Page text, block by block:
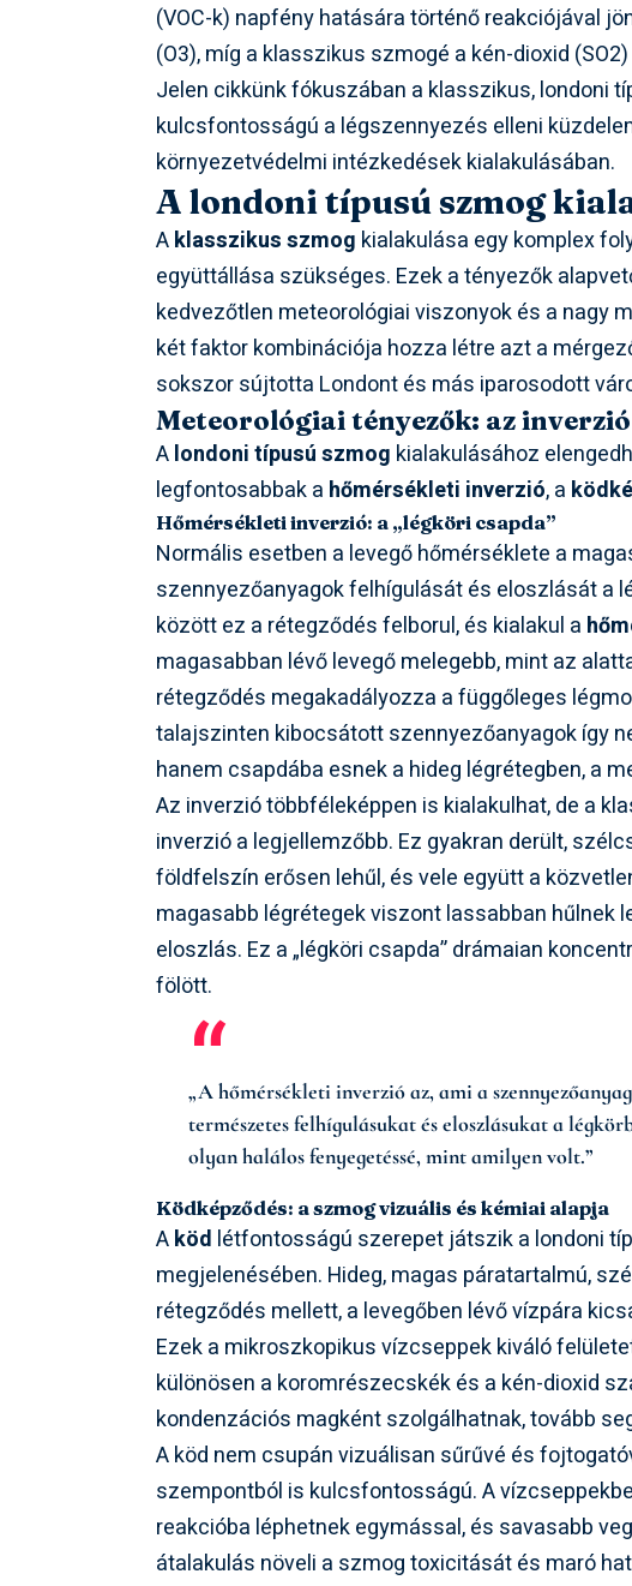
(VOC-k) napfény hatására történő reakciójával
(O3), míg a klasszikus szmogé a kén-dioxid
Jelen cikkünk fókuszában a klasszikus, londoni
kulcsfontosságú a légszennyezés elleni
környezetvédelmi intézkedések kialakulásában.
A londoni típusú szmog
Aklasszikus szmog kialakulása egy komplex
együttállása szükséges. Ezek a tényezők
kedvezőtlen meteorológiai viszonyok és a nagy
két faktor kombinációja hozza létre azt a
sokszor sújtotta Londont és más iparosodott
Meteorológiai tényezők: az inverzió
Alondoni típusú szmog kialakulásához
legfontosabbak a hőmérsékleti inverzió, a
Hőmérsékleti inverzió: a „légköri csapda”
Normális esetben a levegő hőmérséklete a
szennyezőanyagok felhígulását és eloszlását a
között ez a rétegződés felborul, és kialakul a
magasabban lévő levegő melegebb, mint az
rétegződés megakadályozza a függőleges
talajszinten kibocsátott szennyezőanyagok így
hanem csapdába esnek a hideg légrétegben, a
Az inverzió többféleképpen is kialakulhat, de a
inverzió a legjellemzőbb. Ez gyakran derült,
földfelszín erősen lehűl, és vele együtt a
magasabb légrétegek viszont lassabban hűlnek
eloszlás. Ez a „légköri csapda” drámaian
fölött.
„A hőmérsékleti inverzió az, ami a
természetes felhígulásukat és eloszlásukat a
olyan halálos fenyegetéssé, mint amilyen volt.”
Ködképződés: a szmog vizuális és kémiai alapja
Aköd létfontosságú szerepet játszik a londoni
megjelenésében. Hideg, magas páratartalmú,
rétegződés mellett, a levegőben lévő vízpára
Ezek a mikroszkopikus vízcseppek kiváló
különösen a koromrészecskék és a kén-dioxid
kondenzációs magként szolgálhatnak, tovább
A köd nem csupán vizuálisan sűrűvé és
szempontból is kulcsfontosságú. A
reakcióba léphetnek egymással, és savasabb
átalakulás növeli a szmog toxicitását és maró